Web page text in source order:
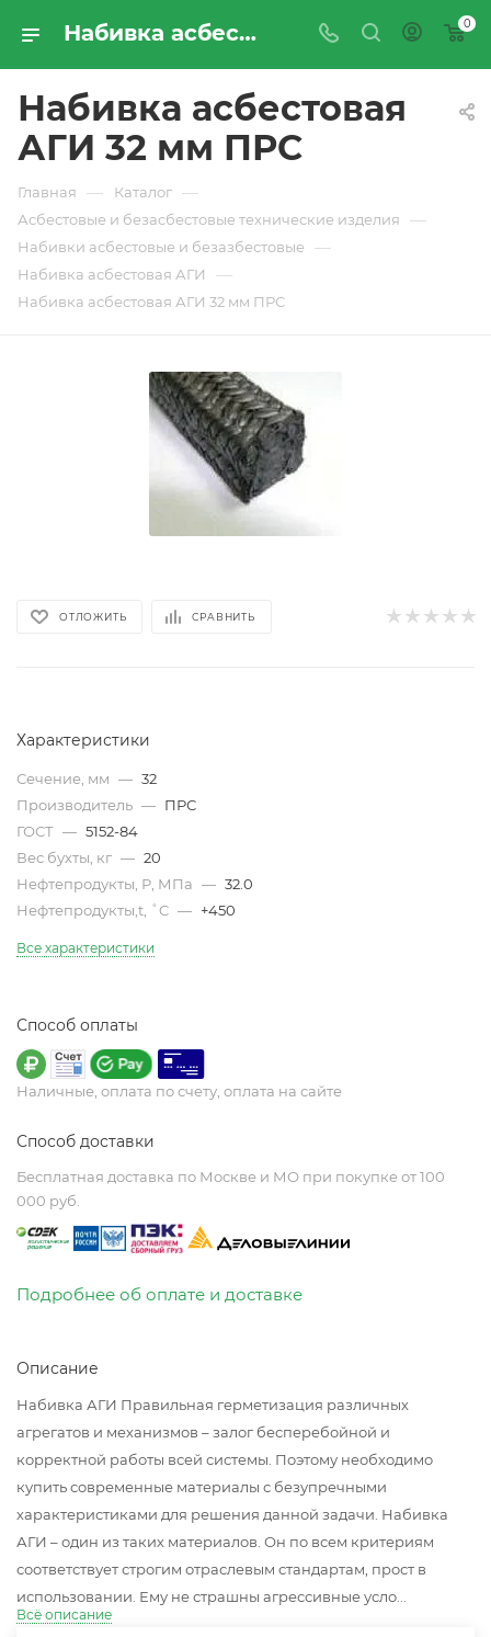
Набивка асбестовая АГИ 32 мм ПРС - купить по цене производителя с доставкой по Москве и России | ПРОМРЕСУРССЕРВИС 0
Набивка асбестовая
АГИ 32 мм ПРС
Главная — Каталог —
Асбестовые и безасбестовые технические изделия —
Набивки асбестовые и безазбестовые —
Набивка асбестовая АГИ —
Набивка асбестовая АГИ 32 мм ПРС
ОТЛОЖИТЬ СРАВНИТЬ
Характеристики
Сечение, мм — 32
Производитель — ПРС
ГОСТ — 5152-84
Вес бухты, кг — 20
Нефтепродукты, Р, МПа — 32.0
Нефтепродукты,t, ˚C — +450
Все характеристики
Способ оплаты
Наличные, оплата по счету, оплата на сайте
Способ доставки
Бесплатная доставка по Москве и МО при покупке от 100
000 руб.
Подробнее об оплате и доставке
Описание
Набивка АГИ Правильная герметизация различных
агрегатов и механизмов – залог бесперебойной и
корректной работы всей системы. Поэтому необходимо
купить современные материалы с безупречными
характеристиками для решения данной задачи. Набивка
АГИ – один из таких материалов. Он по всем критериям
соответствует строгим отраслевым стандартам, прост в
использовании. Ему не страшны агрессивные усло...
Всё описание